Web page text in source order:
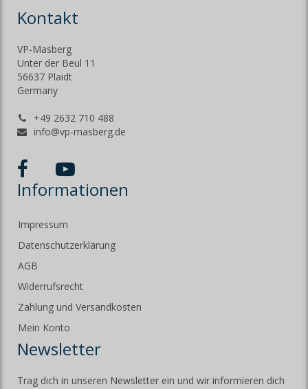
Kontakt
VP-Masberg
Unter der Beul 11
56637 Plaidt
Germany
+49 2632 710 488
info@vp-masberg.de
Informationen
Impressum
Datenschutzerklärung
AGB
Widerrufsrecht
Zahlung und Versandkosten
Mein Konto
Newsletter
Trag dich in unseren Newsletter ein und wir informieren dich